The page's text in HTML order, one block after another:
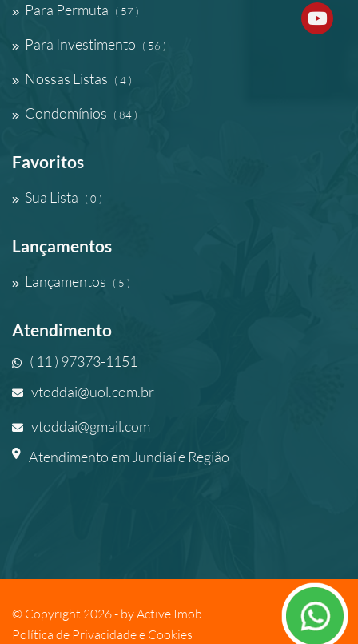
Para Permuta ( 57 )
Para Investimento ( 56 )
Nossas Listas ( 4 )
Condomínios ( 84 )
Favoritos
Sua Lista ( 0 )
Lançamentos
Lançamentos ( 5 )
Atendimento
( 11 ) 97373-1151
vtoddai@uol.com.br
vtoddai@gmail.com
Atendimento em Jundiaí e Região
© Copyright 2026 - byActive Imob
Política de Privacidade e Cookies